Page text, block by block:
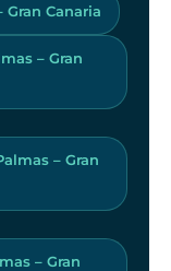
Canaria
– Gran
– Gran
– Gran